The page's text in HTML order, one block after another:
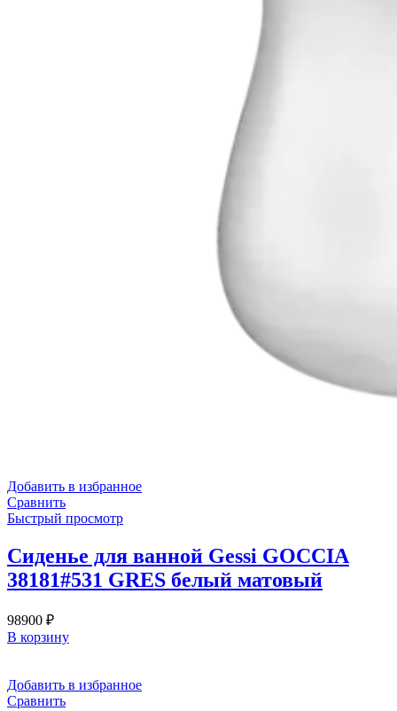
Добавить в избранное
Сравнить
Быстрый просмотр
Сиденье для ванной Gessi GOCCIA
38181#531 GRES белый матовый
98900 ₽
В корзину
Добавить в избранное
Сравнить